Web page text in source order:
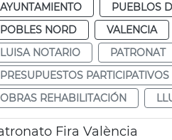
AYUNTAMIENTO PUEBLOS
POBLES NORD
VALENCIA
LUISA NOTARIO
PATRONAT
PRESUPUESTOS PARTICIPATIVOS
OBRAS REHABILITACIÓN
Fira València